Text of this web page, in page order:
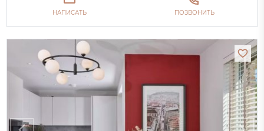
НАПИСАТЬ ПОЗВОНИТЬ